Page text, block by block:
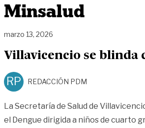
Minsalud
marzo 13, 2026
Villavicencio se blinda
RP REDACCIÓN PDM
La Secretaría de Salud de
el Dengue dirigida a niños de cuarto